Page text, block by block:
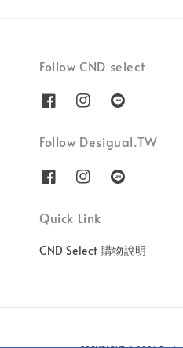
Follow CND select
Follow Desigual.TW
Quick Link
CND Select 購物說明